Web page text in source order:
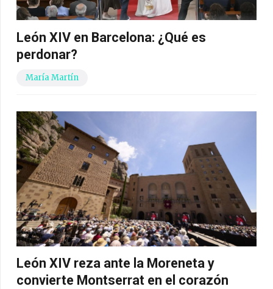
León XIV en Barcelona: ¿Qué es
perdonar?
María Martín
León XIV reza ante la Moreneta y
convierte Montserrat en el corazón